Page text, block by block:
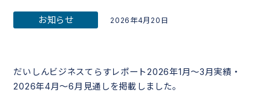
お知らせ 2026年4月20日
だいしんビジネスてらすレポート2026年1月～3月実績・
2026年4月～6月見通しを掲載しました。